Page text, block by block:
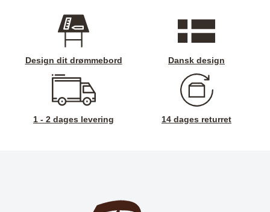
Design dit drømmebord Dansk design
1 - 2 dages levering 14 dages returret